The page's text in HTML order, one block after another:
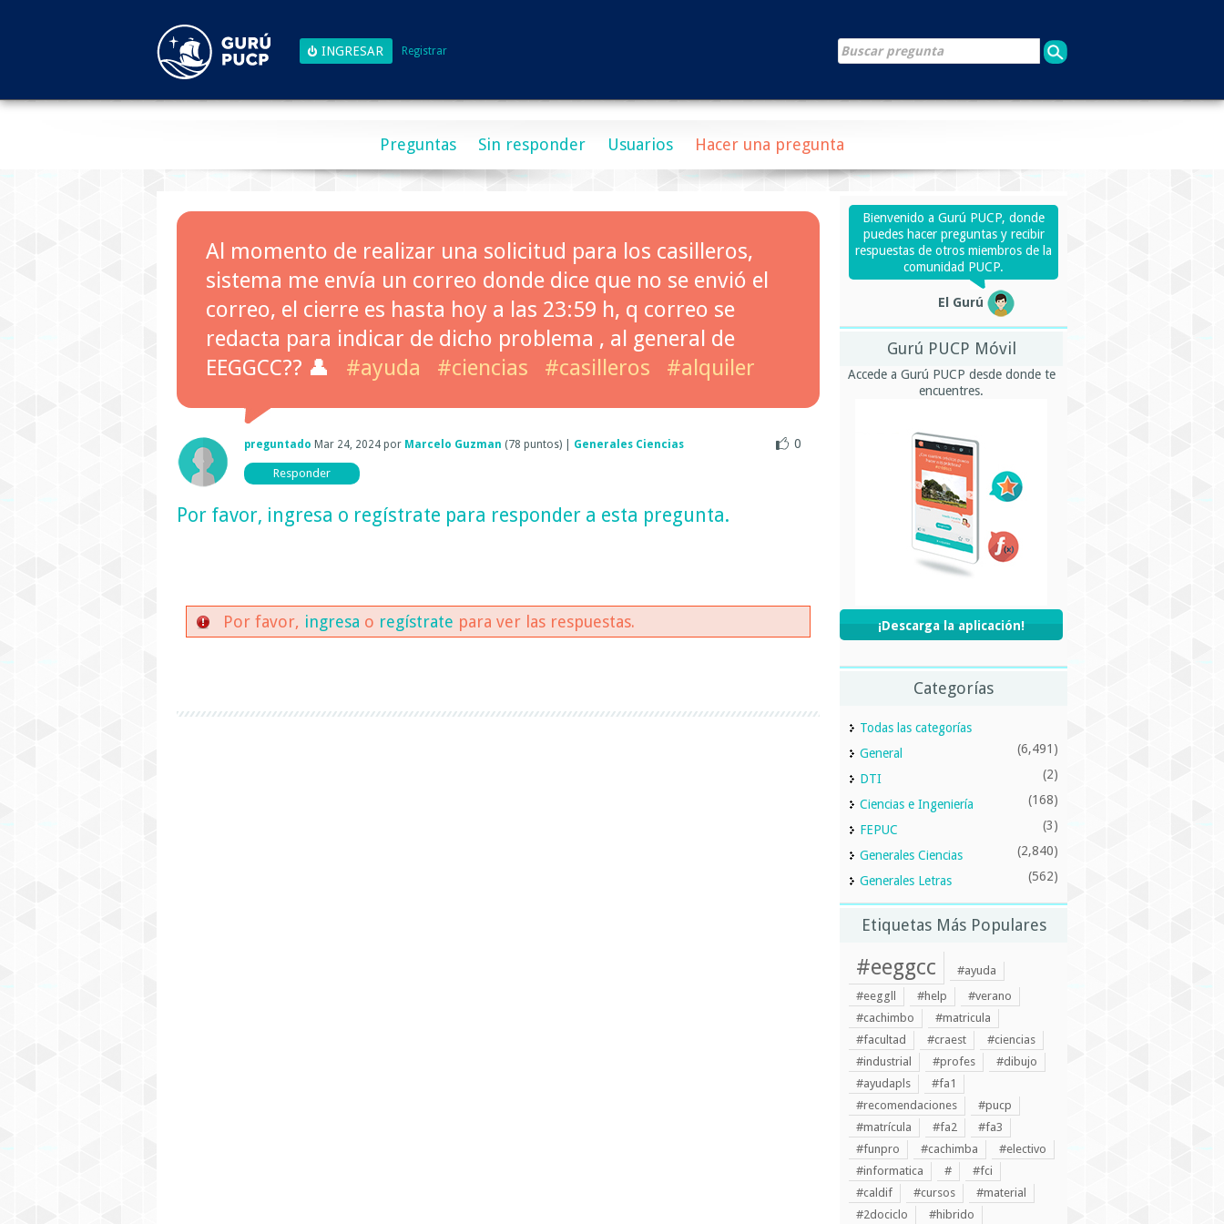
Registrar
Preguntas Sin responder Usuarios Hacer una pregunta
Al momento de realizar una solicitud para los casilleros,
sistema me envía un correo donde dice que no se envió el
correo, el cierre es hasta hoy a las 23:59 h, q correo se
redacta para indicar de dicho problema , al general de
EEGGCC?? 👤
#ayuda #ciencias #casilleros #alquiler
0
preguntado Mar 24, 2024 por Marcelo Guzman (78 puntos) Generales Ciencias
Por favor, ingresa o regístrate para responder a esta pregunta.
Por favor, ingresa o regístrate para ver las respuestas.
Bienvenido a Gurú PUCP, donde
puedes hacer preguntas y recibir
respuestas de otros miembros de la
comunidad PUCP.
El Gurú
Gurú PUCP Móvil
Accede a Gurú PUCP desde donde te
encuentres.
¡Descarga la aplicación!
Categorías
Todas las categorías
General
(6,491)
DTI (2)
Ciencias e Ingeniería (168)
FEPUC (3)
Generales Ciencias (2,840)
Generales Letras (562)
Etiquetas Más Populares
#eeggcc
#ayuda
#eeggll
#help
#verano
#cachimbo
#matricula
#facultad
#craest
#ciencias
#industrial
#profes
#dibujo
#ayudapls
#fa1
#recomendaciones
#pucp
#matrícula
#fa2
#fa3
#funpro
#cachimba
#electivo
#informatica
#
#fci
#caldif
#cursos
#material
#2dociclo
#hibrido